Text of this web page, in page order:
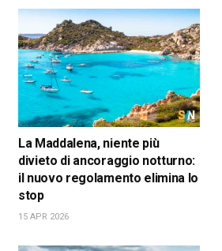
La Maddalena, niente più
divieto di ancoraggio notturno:
il nuovo regolamento elimina lo
stop
15 APR 2026